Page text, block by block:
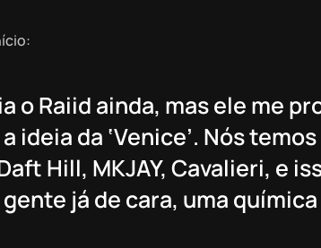
o Raiid ainda, mas ele me
ideia da ‘Venice’. Nós
Hill, MKJAY, Cavalieri, e
já de cara, uma